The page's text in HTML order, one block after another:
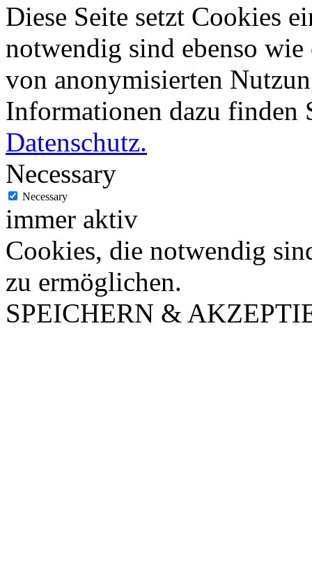
Diese Seite setzt Cookies
notwendig sind ebenso
von anonymisierten
Informationen dazu finden
Datenschutz.
Necessary
Necessary
immer aktiv
Cookies, die notwendig
zu ermöglichen.
SPEICHERN &